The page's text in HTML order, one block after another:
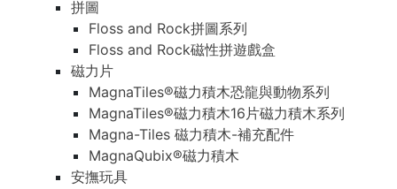
拼圖
Floss and Rock拼圖系列
Floss and Rock磁性拼遊戲盒
磁力片
MagnaTiles®磁力積木恐龍與動物系列
MagnaTiles®磁力積木16片磁力積木系列
Magna-Tiles 磁力積木-補充配件
MagnaQubix®磁力積木
安撫玩具